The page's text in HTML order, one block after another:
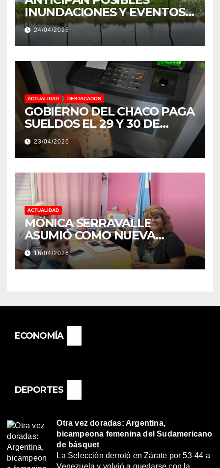
INUNDACIONES Y EVENTOS
EXTREMOS: “PODRÍA SER UN
NIÑO MUY IMPORTANTE”
24/04/2026
ACTUALIDAD DESTACADOS
GOBIERNO DEL CHACO PAGA
SUELDOS EL 29 Y 30 DE
ABRIL, CON EL 2% DE
AUMENTO
23/04/2026
ACTUALIDAD
MÓNICA SERRAVALLE
ASUMIÓ COMO NUEVA
DIRECTORA DEL E.E.S. N° 82
«RENÉ FAVALORO» DE
BASAIL.
16/04/2026
ECONOMÍA
DEPORTES
Otra vez doradas: Argentina,
bicampeona femenina del Sudamericano
de básquet
La Selección derrotó en Zárate por 53-44 a
Venezuela y volvió a quedarse con la